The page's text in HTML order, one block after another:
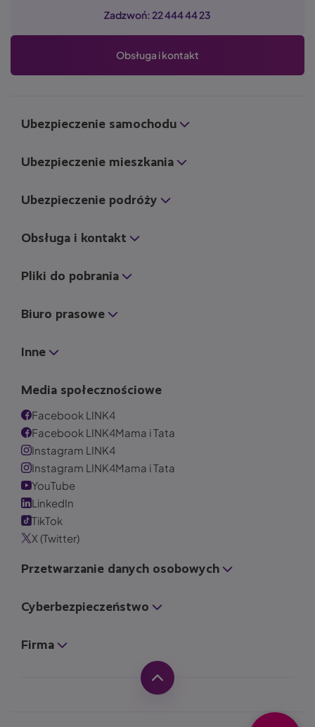
Zadzwoń: 22 444 44 23
Obsługa i kontakt
Ubezpieczenie samochodu
Ubezpieczenie mieszkania
Ubezpieczenie podróży
Obsługa i kontakt
Pliki do pobrania
Biuro prasowe
Inne
Media społecznościowe
Facebook LINK4
Facebook LINK4Mama i Tata
Instagram LINK4
Instagram LINK4Mama i Tata
YouTube
LinkedIn
TikTok
X (Twitter)
Przetwarzanie danych osobowych
Cyberbezpieczeństwo
Firma